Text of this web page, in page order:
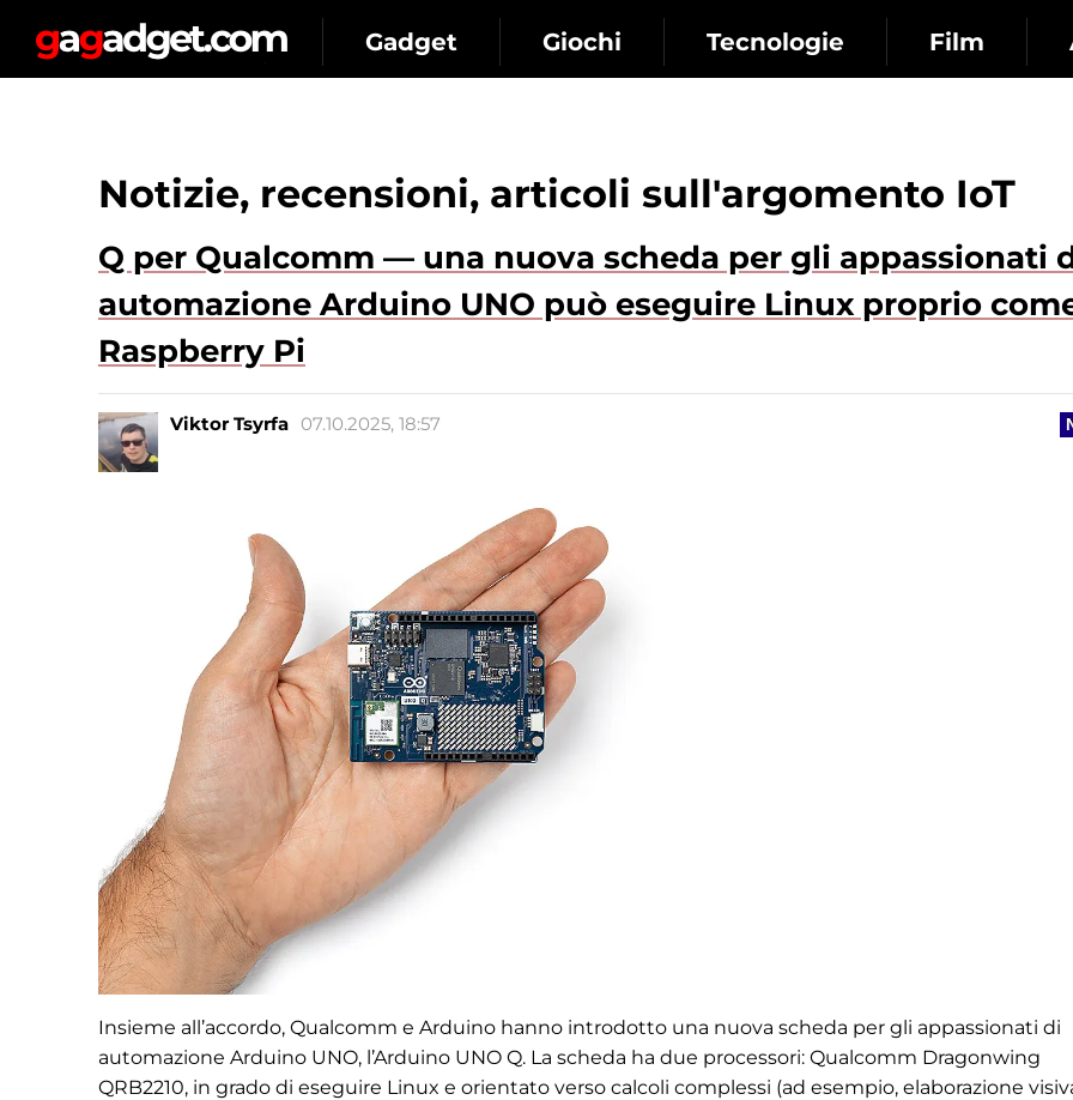
Gadget Giochi Tecnologie Film
Notizie, recensioni, articoli sull'argomento IoT
Q per Qualcomm — una nuova scheda per gli appassionati
automazione Arduino UNO può eseguire Linux proprio
Raspberry Pi
Viktor Tsyrfa 07.10.2025, 18:57
Insieme all’accordo, Qualcomm e Arduino hanno introdotto una nuova scheda per gli appassionati di
automazione Arduino UNO, l’Arduino UNO Q. La scheda ha due processori: Qualcomm Dragonwing
QRB2210, in grado di eseguire Linux e orientato verso calcoli complessi (ad esempio, elaborazione